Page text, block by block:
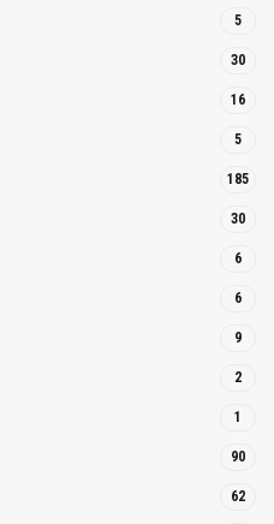
5
30
16
5
185
30
6
6
9
2
1
90
62